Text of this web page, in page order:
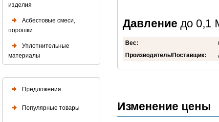
изделия
Асбестовые смеси,
порошки
Уплотнительные
материалы
Предложения
Популярные товары
Давление до 0,1
Вес:
Производитель/Поставщик:
Изменение цены